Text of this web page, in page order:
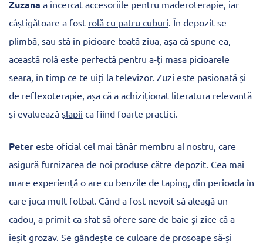
Zuzana a încercat accesoriile pentru maderoterapie, iar
câștigătoare a fost rolă cu patru cuburi. În depozit se
plimbă, sau stă în picioare toată ziua, așa că spune ea,
această rolă este perfectă pentru a-ți masa picioarele
seara, în timp ce te uiți la televizor. Zuzi este pasionată și
de reflexoterapie, așa că a achiziționat literatura relevantă
și evaluează șlapii ca fiind foarte practici.
Peter este oficial cel mai tânăr membru al nostru, care
asigură furnizarea de noi produse către depozit. Cea mai
mare experiență o are cu benzile de taping, din perioada în
care juca mult fotbal. Când a fost nevoit să aleagă un
cadou, a primit ca sfat să ofere sare de baie și zice că a
ieșit grozav. Se gândește ce culoare de prosoape să-și